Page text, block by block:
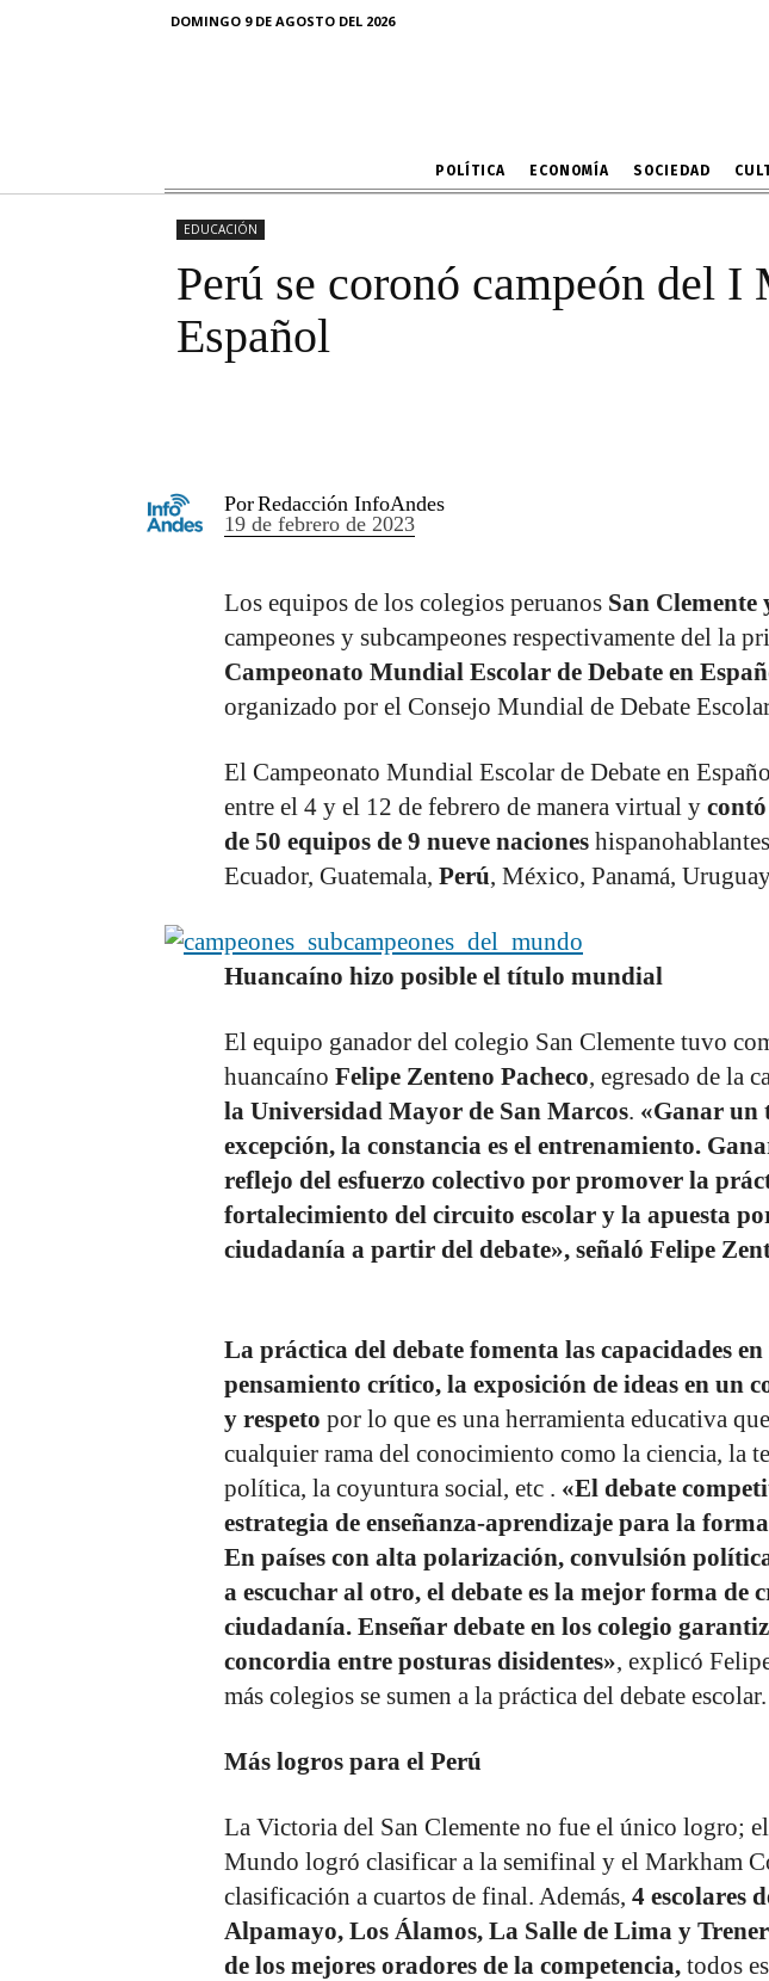
DOMINGO 9 DE AGOSTO DEL 2026
POLÍTICA ECONOMÍA SOCIEDAD
Perú se coronó
EDUCACIÓN
Perú se coronó campeón del
Español
PorRedacción InfoAndes
19 de febrero de 2023
Los equipos de los colegios peruanos San Clemente
campeones y subcampeones respectivamente del la
Campeonato Mundial Escolar de Debate en
organizado por el Consejo Mundial de Debate
El Campeonato Mundial Escolar de Debate en
entre el 4 y el 12 de febrero de manera virtual y
de 50 equipos de 9 nueve naciones
Ecuador, Guatemala, Perú, México, Panamá,
Huancaíno hizo posible el título mundial
El equipo ganador del colegio San Clemente tuvo
huancaíno Felipe Zenteno Pacheco, egresado de la
la Universidad Mayor de San Marcos. «Ganar un
excepción, la constancia es el entrenamiento.
reflejo del esfuerzo colectivo por promover la
fortalecimiento del circuito escolar y la apuesta
ciudadanía a partir del debate», señaló Felipe
La práctica del debate fomenta las capacidades
pensamiento crítico, la exposición de ideas en un
y respeto por lo que es una herramienta educativa
cualquier rama del conocimiento como la ciencia, la
política, la coyuntura social, etc . «El debate
estrategia de enseñanza-aprendizaje para la
En países con alta polarización, convulsión
a escuchar al otro, el debate es la mejor forma de
ciudadanía. Enseñar debate en los colegio
concordia entre posturas disidentes», explicó
más colegios se sumen a la práctica del debate escolar.
Más logros para el Perú
La Victoria del San Clemente no fue el único logro;
Mundo logró clasificar a la semifinal y el Markham
clasificación a cuartos de final. Además, 4 escolares
Alpamayo, Los Álamos, La Salle de Lima y
de los mejores oradores de la competencia, todos